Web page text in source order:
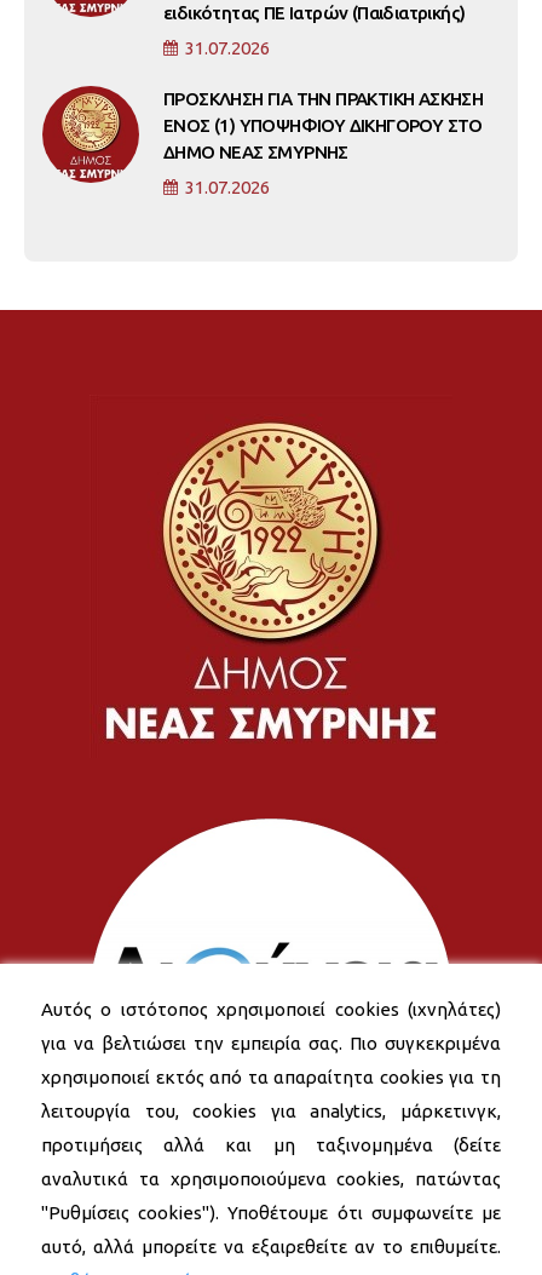
ειδικότητας ΠΕ Ιατρών (Παιδιατρικής)
31.07.2026
ΠΡΟΣΚΛΗΣΗ ΓΙΑ ΤΗΝ ΠΡΑΚΤΙΚΗ ΑΣΚΗΣΗ
ΕΝΟΣ (1) ΥΠΟΨΗΦΙΟΥ ΔΙΚΗΓΟΡΟΥ ΣΤΟ
ΔΗΜΟ ΝΕΑΣ ΣΜΥΡΝΗΣ
31.07.2026
Αυτός ο ιστότοπος χρησιμοποιεί cookies (ιχνηλάτες)
για να βελτιώσει την εμπειρία σας. Πιο συγκεκριμένα
χρησιμοποιεί εκτός από τα απαραίτητα cookies για τη
λειτουργία του, cookies για analytics, μάρκετινγκ,
προτιμήσεις αλλά και μη ταξινομημένα (δείτε
αναλυτικά τα χρησιμοποιούμενα cookies, πατώντας
"Ρυθμίσεις cookies"). Υποθέτουμε ότι συμφωνείτε με
αυτό, αλλά μπορείτε να εξαιρεθείτε αν το επιθυμείτε.